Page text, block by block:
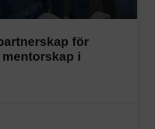
för
i